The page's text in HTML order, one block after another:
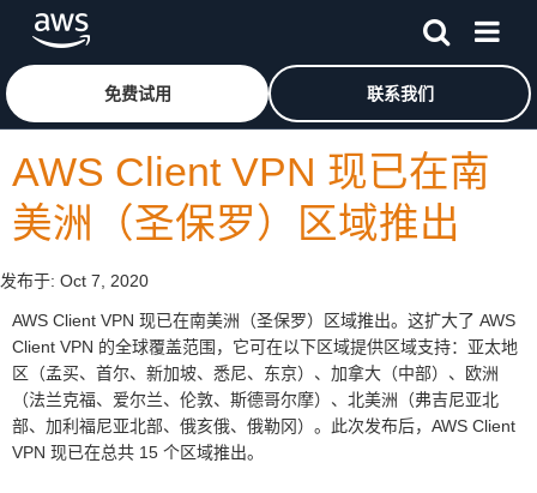
跳至主要内容
免费试用 联系我们
AWS Client VPN 现已在南
美洲（圣保罗）区域推出
发布于: Oct 7, 2020
AWS Client VPN 现已在南美洲（圣保罗）区域推出。这扩大了 AWS
Client VPN 的全球覆盖范围，它可在以下区域提供区域支持：亚太地
区（孟买、首尔、新加坡、悉尼、东京）、加拿大（中部）、欧洲
（法兰克福、爱尔兰、伦敦、斯德哥尔摩）、北美洲（弗吉尼亚北
部、加利福尼亚北部、俄亥俄、俄勒冈）。此次发布后，AWS Client
VPN 现已在总共 15 个区域推出。